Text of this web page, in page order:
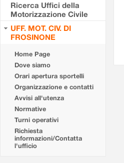
Ricerca Uffici della
Motorizzazione Civile
UFF. MOT. CIV. DI
FROSINONE
Home Page
Dove siamo
Orari apertura sportelli
Organizzazione e contatti
Avvisi all'utenza
Normative
Turni operativi
Richiesta
informazioni/Contatta
l'ufficio